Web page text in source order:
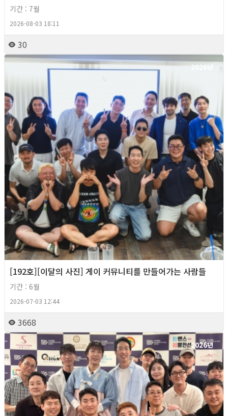
기간 : 7월
2026-08-03 18:11
30
2026년
[192호][이달의 사진] 게이 커뮤니티를 만들어가는 사람들
기간 : 6월
2026-07-03 12:44
3668
2026년